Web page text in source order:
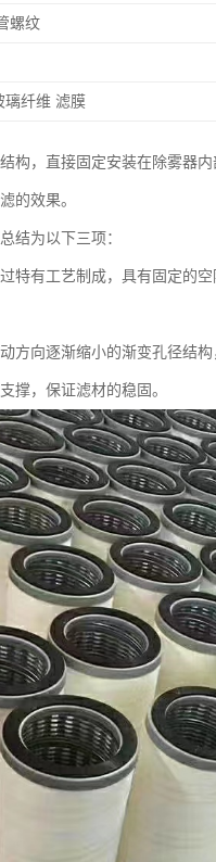
螺纹
璃纤维 滤膜
构，直接固定安装在除雾器
的效果。
结为以下三项：
特有工艺制成，具有固定的
方向逐渐缩小的渐变孔径结
撑，保证滤材的稳固。